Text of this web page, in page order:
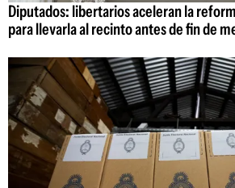
Diputados: libertarios aceleran la
para llevarla al recinto antes de fin de